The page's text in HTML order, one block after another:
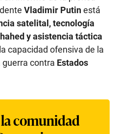
Vladimir Putinestá
satelital, tecnología
y asistencia táctica
capacidad ofensiva de la
guerra contra Estados